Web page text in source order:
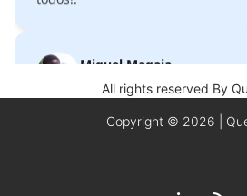
Me surpreendeu a rapidez com
All rights reserved By
Copyright © 2026 |